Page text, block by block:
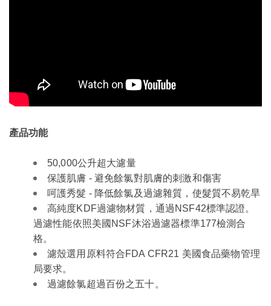
產品功能
50,000公升超大濾量
保護肌膚 - 避免餘氯對肌膚的刺激和傷害
呵護秀髮 - 降低餘氯及過濾雜質，使髮質不易乾旱
高純度KDF過濾物材質，通過NSF42標準認證。
過濾性能依照美國NSF沐浴過濾器標準177檢測合
格。
濾殼選用原料符合FDA CFR21 美國食品藥物管理
局要求。
過濾餘氯超過百份之五十。